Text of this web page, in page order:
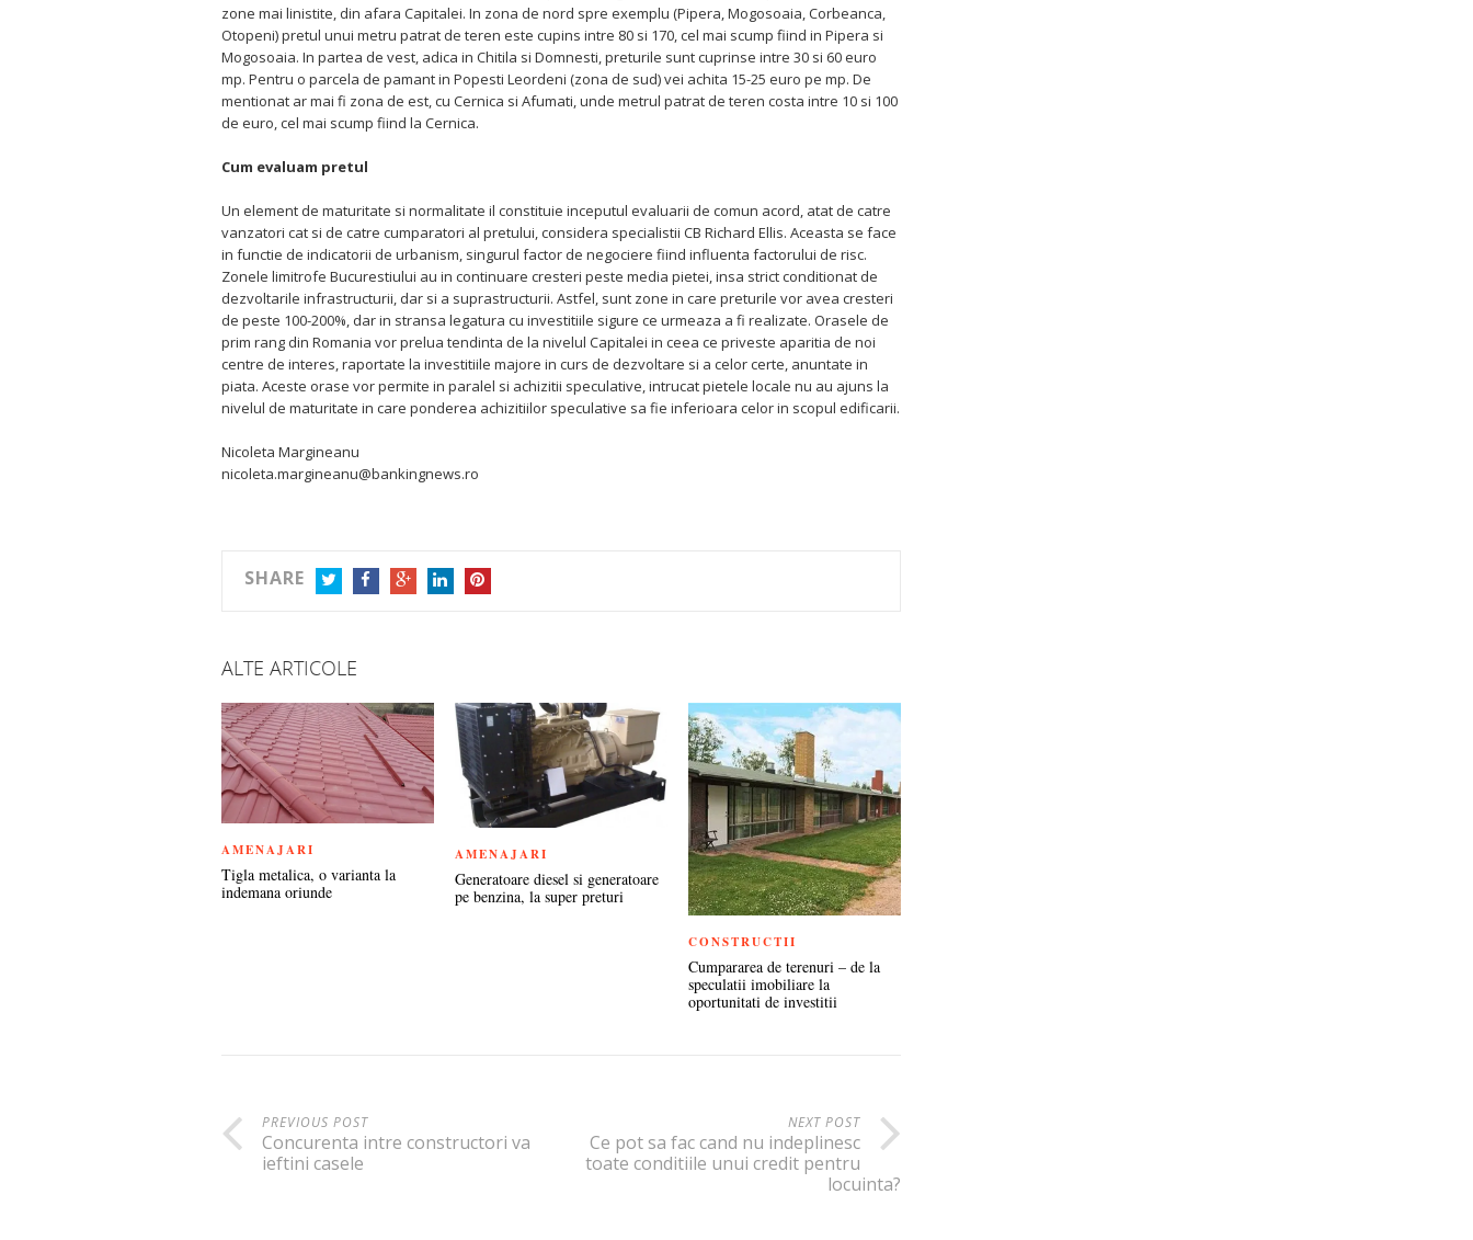
zone mai linistite, din afara Capitalei. In zona de nord spre exemplu (Pipera, Mogosoaia, Corbeanca,
Otopeni) pretul unui metru patrat de teren este cupins intre 80 si 170, cel mai scump fiind in Pipera si
Mogosoaia. In partea de vest, adica in Chitila si Domnesti, preturile sunt cuprinse intre 30 si 60 euro
mp. Pentru o parcela de pamant in Popesti Leordeni (zona de sud) vei achita 15-25 euro pe mp. De
mentionat ar mai fi zona de est, cu Cernica si Afumati, unde metrul patrat de teren costa intre 10 si 100
de euro, cel mai scump fiind la Cernica.
Cum evaluam pretul
Un element de maturitate si normalitate il constituie inceputul evaluarii de comun acord, atat de catre
vanzatori cat si de catre cumparatori al pretului, considera specialistii CB Richard Ellis. Aceasta se face
in functie de indicatorii de urbanism, singurul factor de negociere fiind influenta factorului de risc.
Zonele limitrofe Bucurestiului au in continuare cresteri peste media pietei, insa strict conditionat de
dezvoltarile infrastructurii, dar si a suprastructurii. Astfel, sunt zone in care preturile vor avea cresteri
de peste 100-200%, dar in stransa legatura cu investitiile sigure ce urmeaza a fi realizate. Orasele de
prim rang din Romania vor prelua tendinta de la nivelul Capitalei in ceea ce priveste aparitia de noi
centre de interes, raportate la investitiile majore in curs de dezvoltare si a celor certe, anuntate in
piata. Aceste orase vor permite in paralel si achizitii speculative, intrucat pietele locale nu au ajuns la
nivelul de maturitate in care ponderea achizitiilor speculative sa fie inferioara celor in scopul edificarii.
Nicoleta Margineanu
nicoleta.margineanu@bankingnews.ro
SHARE
ALTE ARTICOLE
AMENAJARI
Tigla metalica, o varianta la
indemana oriunde
AMENAJARI
Generatoare diesel si generatoare
pe benzina, la super preturi
CONSTRUCTII
Cumpararea de terenuri – de la
speculatii imobiliare la
oportunitati de investitii
PREVIOUS POST
Concurenta intre constructori va
ieftini casele
NEXT POST
Ce pot sa fac cand nu indeplinesc
toate conditiile unui credit pentru
locuinta?